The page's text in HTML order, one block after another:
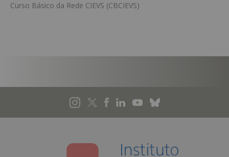
Curso Básico da Rede CIEVS (CBCIEVS)